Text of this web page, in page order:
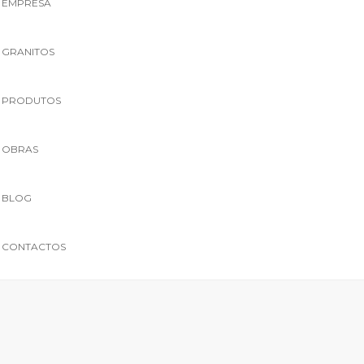
EMPRESA
GRANITOS
PRODUTOS
OBRAS
BLOG
CONTACTOS